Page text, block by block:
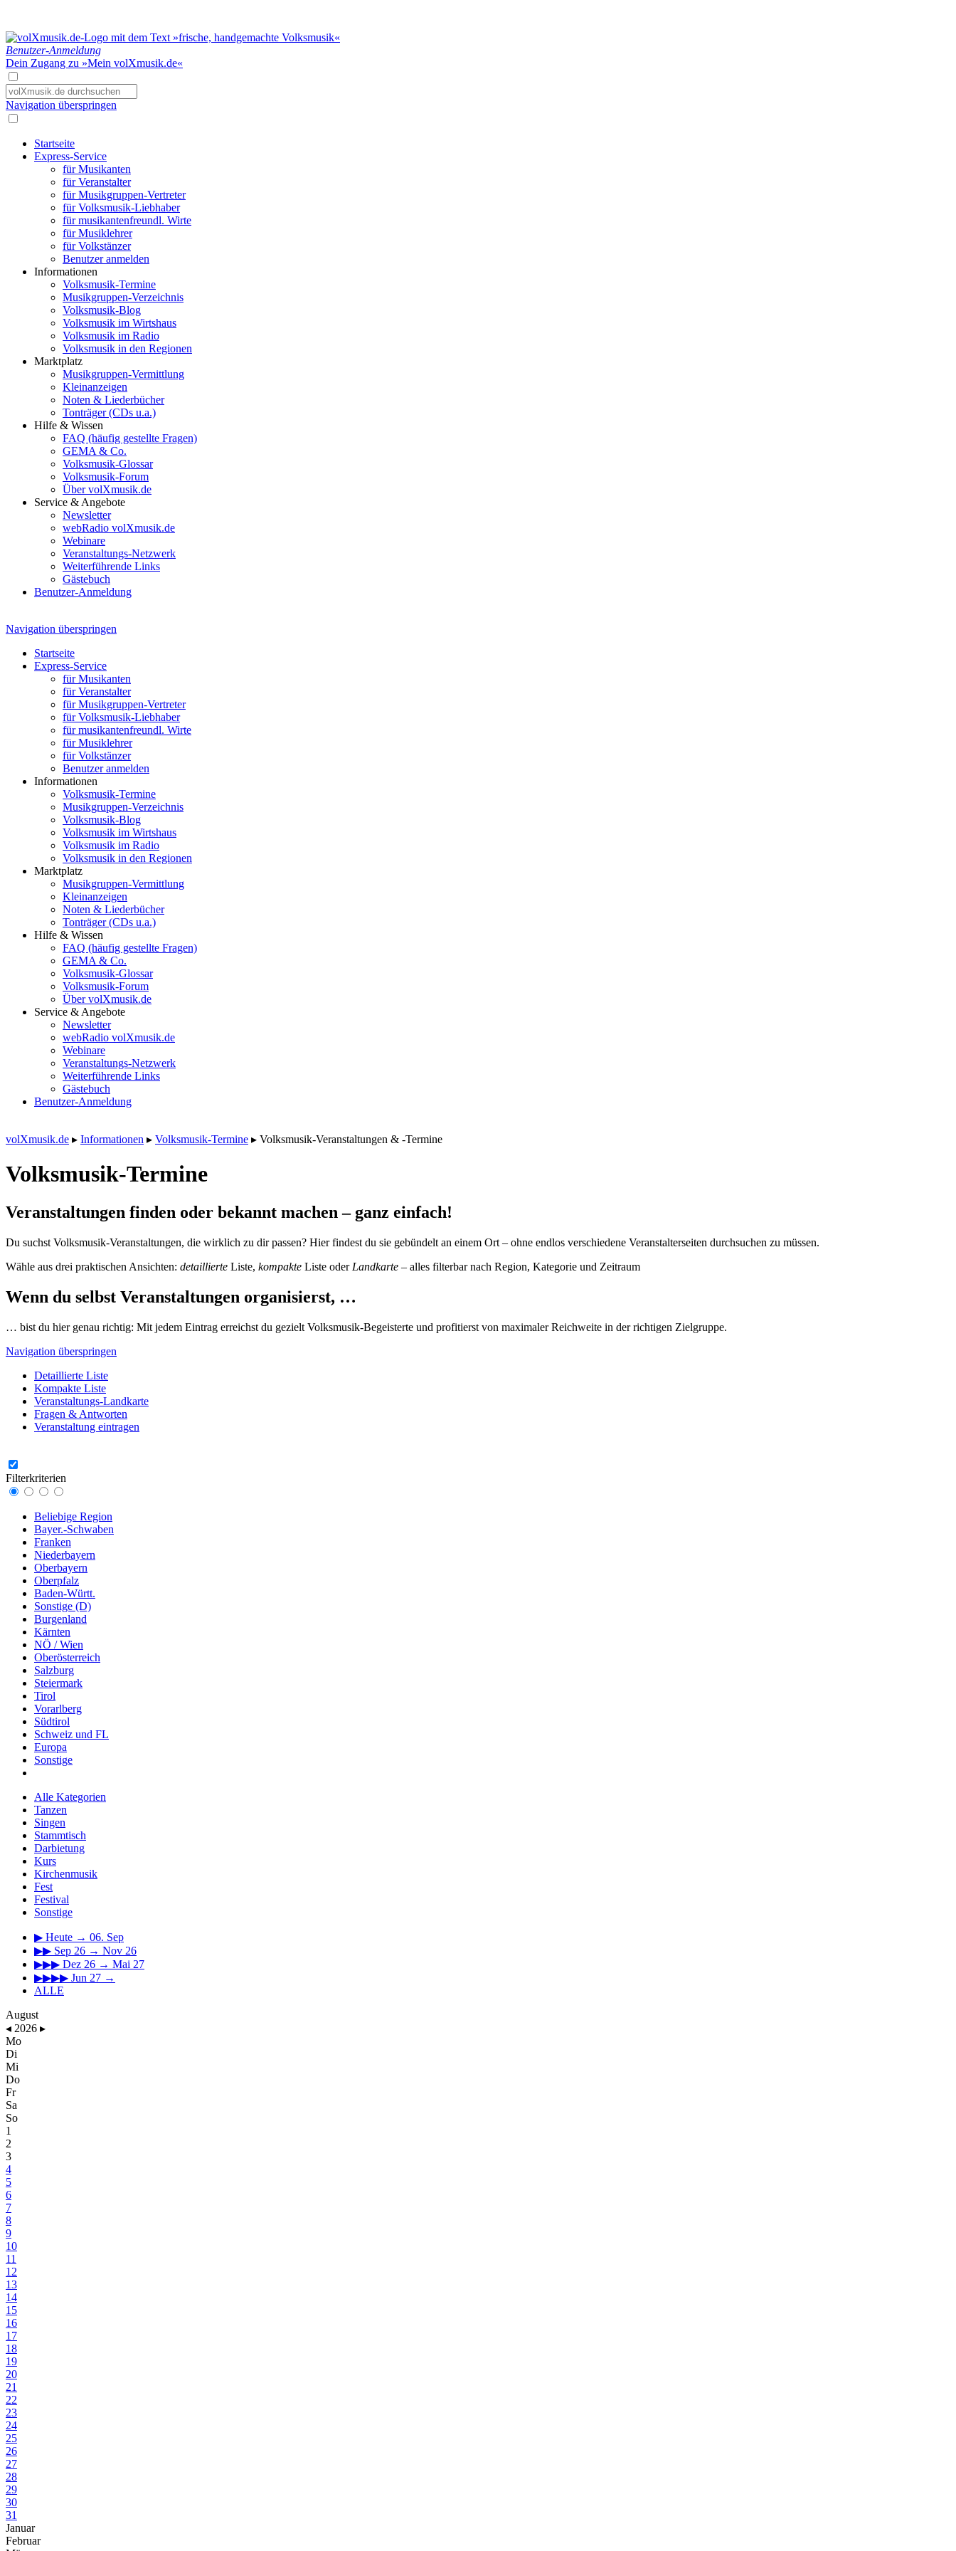
Benutzer-Anmeldung
Dein Zugang zu »Mein volXmusik.de«
Navigation überspringen
Startseite
Express-Service
für Musikanten
für Veranstalter
für Musikgruppen-Vertreter
für Volksmusik-Liebhaber
für musikantenfreundl. Wirte
für Musiklehrer
für Volkstänzer
Benutzer anmelden
Informationen
Volksmusik-Termine
Musikgruppen-Verzeichnis
Volksmusik-Blog
Volksmusik im Wirtshaus
Volksmusik im Radio
Volksmusik in den Regionen
Marktplatz
Musikgruppen-Vermittlung
Kleinanzeigen
Noten & Liederbücher
Tonträger (CDs u.a.)
Hilfe & Wissen
FAQ (häufig gestellte Fragen)
GEMA & Co.
Volksmusik-Glossar
Volksmusik-Forum
Über volXmusik.de
Service & Angebote
Newsletter
webRadio volXmusik.de
Webinare
Veranstaltungs-Netzwerk
Weiterführende Links
Gästebuch
Benutzer-Anmeldung
Navigation überspringen
Startseite
Express-Service
für Musikanten
für Veranstalter
für Musikgruppen-Vertreter
für Volksmusik-Liebhaber
für musikantenfreundl. Wirte
für Musiklehrer
für Volkstänzer
Benutzer anmelden
Informationen
Volksmusik-Termine
Musikgruppen-Verzeichnis
Volksmusik-Blog
Volksmusik im Wirtshaus
Volksmusik im Radio
Volksmusik in den Regionen
Marktplatz
Musikgruppen-Vermittlung
Kleinanzeigen
Noten & Liederbücher
Tonträger (CDs u.a.)
Hilfe & Wissen
FAQ (häufig gestellte Fragen)
GEMA & Co.
Volksmusik-Glossar
Volksmusik-Forum
Über volXmusik.de
Service & Angebote
Newsletter
webRadio volXmusik.de
Webinare
Veranstaltungs-Netzwerk
Weiterführende Links
Gästebuch
Benutzer-Anmeldung
volXmusik.de ▸ Informationen ▸ Volksmusik-Termine ▸ Volksmusik-Veranstaltungen & -Termine
Volksmusik-Termine
Veranstaltungen finden oder bekannt machen – ganz einfach!
Du suchst Volksmusik-Veranstaltungen, die wirklich zu dir passen? Hier findest du sie gebündelt an einem Ort – ohne endlos verschiedene Veranstalterseiten durchsuchen zu müssen.
Wähle aus drei praktischen Ansichten: detaillierte Liste, kompakte Liste oder Landkarte – alles filterbar nach Region, Kategorie und Zeitraum
Wenn du selbst Veranstaltungen organisierst, …
… bist du hier genau richtig: Mit jedem Eintrag erreichst du gezielt Volksmusik-Begeisterte und profitierst von maximaler Reichweite in der richtigen Zielgruppe.
Navigation überspringen
Detaillierte Liste
Kompakte Liste
Veranstaltungs-Landkarte
Fragen & Antworten
Veranstaltung eintragen
Filterkriterien
Beliebige Region
Bayer.-Schwaben
Franken
Niederbayern
Oberbayern
Oberpfalz
Baden-Württ.
Sonstige (D)
Burgenland
Kärnten
NÖ / Wien
Oberösterreich
Salzburg
Steiermark
Tirol
Vorarlberg
Südtirol
Schweiz und FL
Europa
Sonstige
Alle Kategorien
Tanzen
Singen
Stammtisch
Darbietung
Kurs
Kirchenmusik
Fest
Festival
Sonstige
▶ Heute → 06. Sep
▶▶ Sep 26 → Nov 26
▶▶▶ Dez 26 → Mai 27
▶▶▶▶ Jun 27 →
ALLE
August
◂ 2026 ▸
Mo
Di
Mi
Do
Fr
Sa
So
1
2
3
4
5
6
7
8
9
10
11
12
13
14
15
16
17
18
19
20
21
22
23
24
25
26
27
28
29
30
31
Januar
Februar